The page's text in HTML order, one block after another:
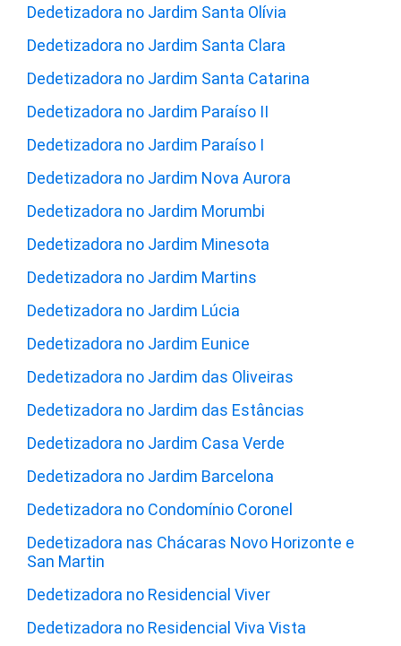
Dedetizadora no Jardim Santa Olívia
Dedetizadora no Jardim Santa Clara
Dedetizadora no Jardim Santa Catarina
Dedetizadora no Jardim Paraíso II
Dedetizadora no Jardim Paraíso I
Dedetizadora no Jardim Nova Aurora
Dedetizadora no Jardim Morumbi
Dedetizadora no Jardim Minesota
Dedetizadora no Jardim Martins
Dedetizadora no Jardim Lúcia
Dedetizadora no Jardim Eunice
Dedetizadora no Jardim das Oliveiras
Dedetizadora no Jardim das Estâncias
Dedetizadora no Jardim Casa Verde
Dedetizadora no Jardim Barcelona
Dedetizadora no Condomínio Coronel
Dedetizadora nas Chácaras Novo Horizonte e
San Martin
Dedetizadora no Residencial Viver
Dedetizadora no Residencial Viva Vista